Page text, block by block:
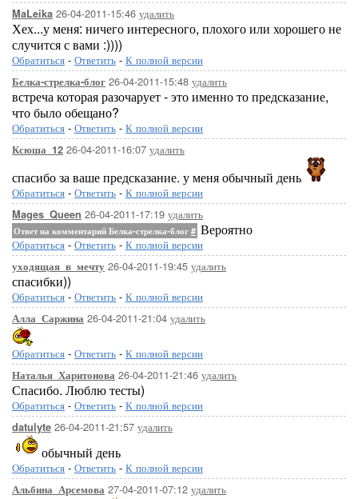
MaLeika 26-04-2011-15:46 удалить
Хех...у меня: ничего интересного, плохого или хорошего не
случится с вами :))))
Обратиться - Ответить - К полной версии
Белка-стрелка-блог 26-04-2011-15:48 удалить
встреча которая разочарует - это именно то предсказание,
что было обещано?
Обратиться - Ответить - К полной версии
Ксюша_12 26-04-2011-16:07 удалить
спасибо за ваше предсказание. у меня обычный день
Обратиться - Ответить - К полной версии
Mages_Queen 26-04-2011-17:19 удалить
Ответ на комментарий Белка-стрелка-блог # Вероятно
Обратиться - Ответить - К полной версии
уходящая_в_мечту 26-04-2011-19:45 удалить
спасибки))
Обратиться - Ответить - К полной версии
Алла_Саржина 26-04-2011-21:04 удалить
Обратиться - Ответить - К полной версии
Наталья_Харитонова 26-04-2011-21:46 удалить
Спасибо. Люблю тесты)
Обратиться - Ответить - К полной версии
datulyte 26-04-2011-21:57 удалить
обычный день
Обратиться - Ответить - К полной версии
Альбина_Арсемова 27-04-2011-07:12 удалить